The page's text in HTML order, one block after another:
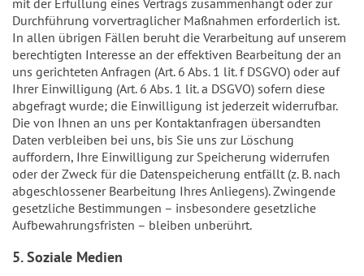
Durchführung vorvertraglicher Maßnahmen erforderlich ist.
In allen übrigen Fällen beruht die Verarbeitung auf unserem
berechtigten Interesse an der effektiven Bearbeitung der an
uns gerichteten Anfragen (Art. 6 Abs. 1 lit. f DSGVO) oder auf
Ihrer Einwilligung (Art. 6 Abs. 1 lit. a DSGVO) sofern diese
abgefragt wurde; die Einwilligung ist jederzeit widerrufbar.
Die von Ihnen an uns per Kontaktanfragen übersandten
Daten verbleiben bei uns, bis Sie uns zur Löschung
auffordern, Ihre Einwilligung zur Speicherung widerrufen
oder der Zweck für die Datenspeicherung entfällt (z. B. nach
abgeschlossener Bearbeitung Ihres Anliegens). Zwingende
gesetzliche Bestimmungen – insbesondere gesetzliche
Aufbewahrungsfristen – bleiben unberührt.
5. Soziale Medien